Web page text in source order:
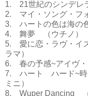
1. 21世紀のシンデレ
2. マイ・ソング・フ
3. ハートの色は海の
4. 舞夢 （ウチノ）
5. 愛に恋・ラヴ・イ
ラマ）
6. 春の予感~アイヴ
7. ハート ハード~時
ミニ）
8. Wuper Dancing （